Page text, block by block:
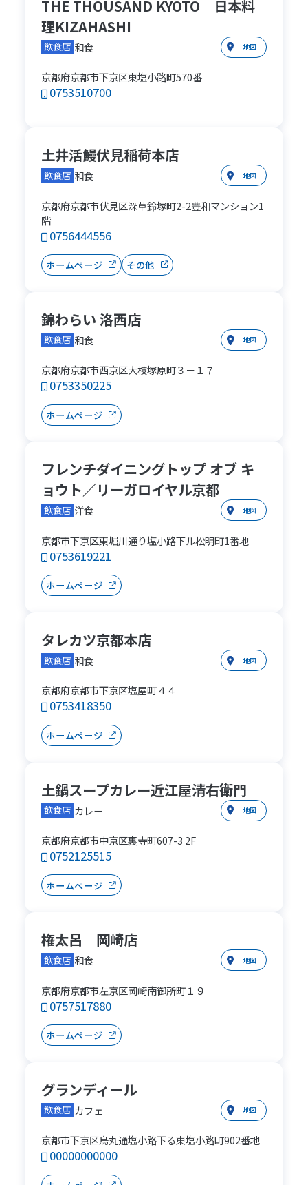
THE THOUSAND KYOTO 日本料
理KIZAHASHI
飲食店 和食 地図
京都府京都市下京区東塩小路町570番
0753510700
土井活鰻伏見稲荷本店
飲食店 和食 地図
京都府京都市伏見区深草鈴塚町2-2豊和マンション1
階
0756444556
ホームページ その他
錦わらい 洛西店
飲食店 和食 地図
京都府京都市西京区大枝塚原町３－１７
0753350225
ホームページ
フレンチダイニングトップ オブ キ
ョウト／リーガロイヤル京都
飲食店 洋食 地図
京都市下京区東堀川通り塩小路下ル松明町1番地
0753619221
ホームページ
タレカツ京都本店
飲食店 和食 地図
京都府京都市下京区塩屋町４４
0753418350
ホームページ
土鍋スープカレー近江屋清右衛門
飲食店 カレー 地図
京都府京都市中京区裏寺町607-3 2F
0752125515
ホームページ
権太呂 岡崎店
飲食店 和食 地図
京都府京都市左京区岡崎南御所町１９
0757517880
ホームページ
グランディール
飲食店 カフェ 地図
京都市下京区烏丸通塩小路下る東塩小路町902番地
00000000000